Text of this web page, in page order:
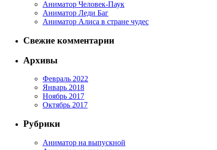
Аниматор Человек-Паук
Аниматор Леди Баг
Аниматор Алиса в стране чудес
Свежие комментарии
Архивы
Февраль 2022
Январь 2018
Ноябрь 2017
Октябрь 2017
Рубрики
Аниматор на выпускной